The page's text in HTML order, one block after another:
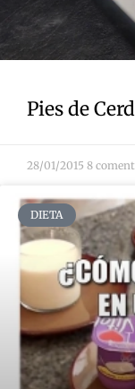
Pies de
28/01/2015 8
DIETA